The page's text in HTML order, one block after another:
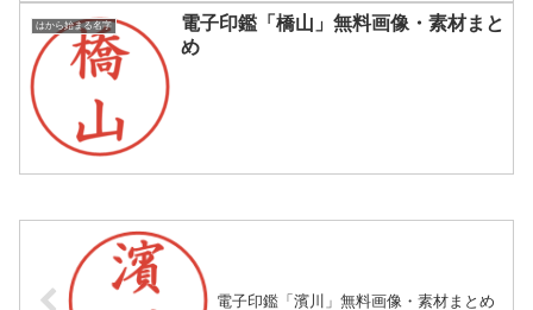
はから始まる名字
電子印鑑「橋山」無料画像・素材まと
め
電子印鑑「濱川」無料画像・素材まとめ